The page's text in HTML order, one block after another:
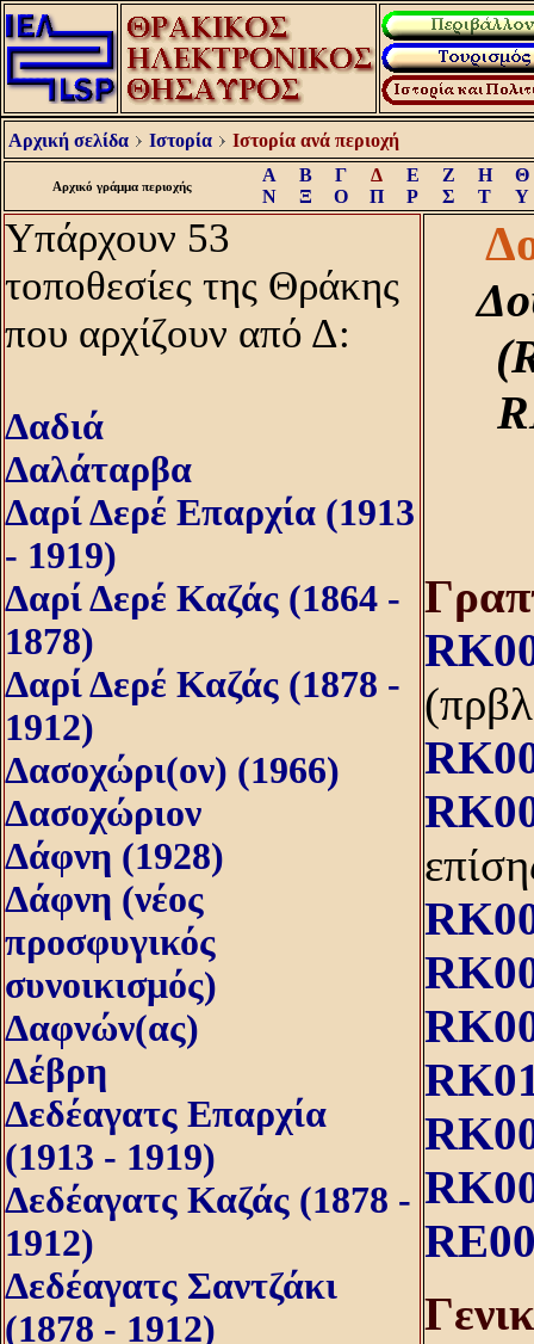
Αρχική σελίδα Ιστορία Ιστορία ανά περιοχή
Αρχικό γράμμα περιοχής
Α Β Γ Δ Ε Ζ Η
Θ
Ν
Ξ Ο Π Ρ Σ Τ Υ
Υπάρχουν 53
τοποθεσίες της Θράκης
που αρχίζουν από Δ:
Δαδιά
Δαλάταρβα
Δαρί Δερέ Επαρχία (1913
- 1919)
Δαρί Δερέ Καζάς (1864 -
1878)
Δαρί Δερέ Καζάς (1878 -
1912)
Δασοχώρι(ον) (1966)
Δασοχώριον
Δάφνη (1928)
Δάφνη (νέος
προσφυγικός
συνοικισμός)
Δαφνών(ας)
Δέβρη
Δεδέαγατς Επαρχία
(1913 - 1919)
Δεδέαγατς Καζάς (1878 -
1912)
Δεδέαγατς Σαντζάκι
(1878 - 1912)